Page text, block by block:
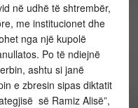
në udhë të shtrembër,
me institucionet dhe
nga një kupolë
Po të ndiejnë
ashtu si janë
e zbresin sipas diktatit
së Ramiz Alisë”,